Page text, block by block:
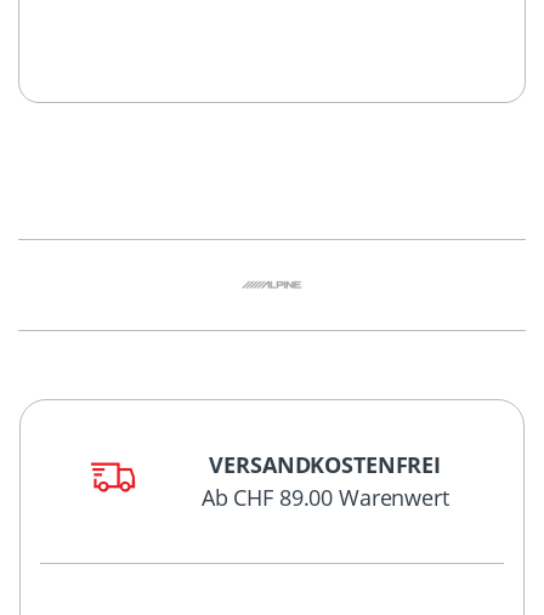
VERSANDKOSTENFREI
Ab CHF 89.00 Warenwert